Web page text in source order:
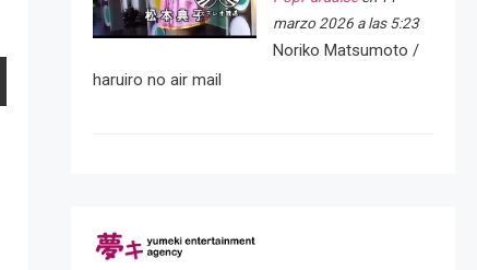
marzo 2026 a las 5:23
Noriko Matsumoto /
haruiro no air mail